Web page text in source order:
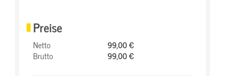
Preise
Netto
99,00 €
Brutto
99,00 €